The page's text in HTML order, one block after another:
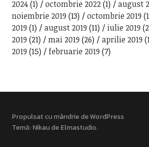
2024(1) octombrie 2022(1) august
noiembrie 2019 (13) octombrie 2019
2019 (1) august 2019 (11) iulie 2019
2019 (21) mai 2019 (26) aprilie 2019
2019 (15) februarie 2019 (7)
Propulsat cu mândrie de WordPress
Temă: Nikau deElmastudio.